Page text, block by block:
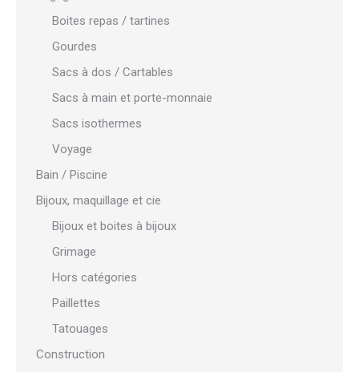
Boites repas / tartines
Gourdes
Sacs à dos / Cartables
Sacs à main et porte-monnaie
Sacs isothermes
Voyage
Bain / Piscine
Bijoux, maquillage et cie
Bijoux et boites à bijoux
Grimage
Hors catégories
Paillettes
Tatouages
Construction